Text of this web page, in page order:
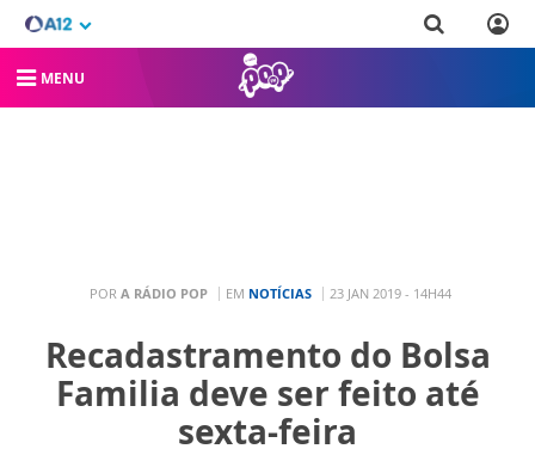
MENU
POR A RÁDIO POP EM NOTÍCIAS 23 JAN 2019 - 14H44
Recadastramento do Bolsa
Familia deve ser feito até
sexta-feira